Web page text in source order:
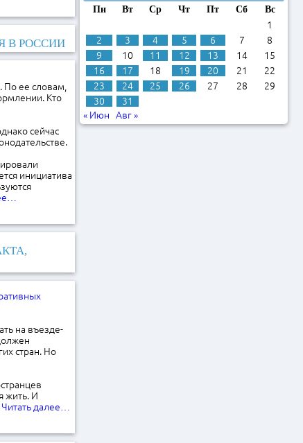
В РОССИИ
По ее словам,
Кто
сейчас
инициатива
на въезде-
стран. Но
жить. И
Читать далее…
Пн Вт Ср Чт Пт Сб Вс
1
2
3 4 5 6 7
8
9
10 11 12 13 14
15
16
17 18 19 20 21
22
23
24 25 26 27 28
29
30
31
« Июн
Авг »